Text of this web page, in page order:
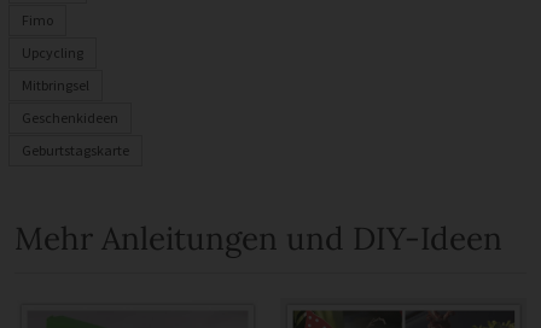
Fimo
Upcycling
Mitbringsel
Geschenkideen
Geburtstagskarte
Mehr Anleitungen und DIY-Ideen